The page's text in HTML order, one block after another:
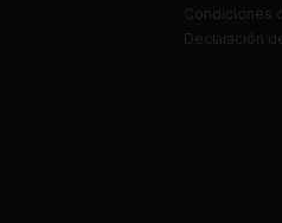
Condiciones
Declaración